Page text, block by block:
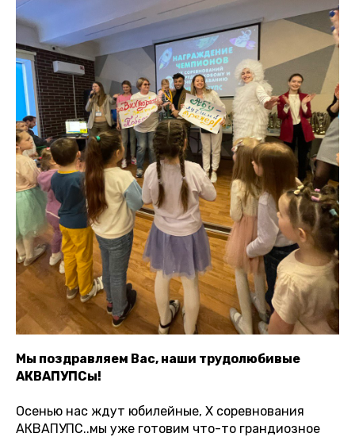
Мы поздравляем Вас, наши трудолюбивые
АКВАПУПСы!
Осенью нас ждут юбилейные, X соревнования
АКВАПУПС..мы уже готовим что-то грандиозное